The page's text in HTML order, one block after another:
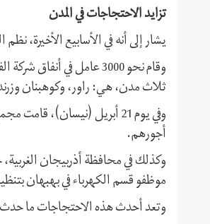
تزايد الاحتجاجات في المدن
يشار إلى أنه في الأسابيع الأخيرة،
ثلاث مدن، هي: راور، وكوهبنان
وفي يوم 21 أبريل (نيسان)،
أجورهم.
وكذلك في محافظة أذربيجان
موظفو قسم الكهرباء في بهبهان
وتعد أحدث هذه الاحتجاجات ما حدث، أمس